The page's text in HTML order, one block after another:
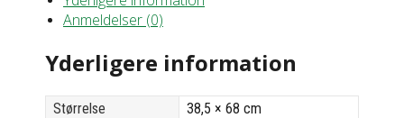
Anmeldelser (0)
Yderligere information
Størrelse 38,5 × 68 cm